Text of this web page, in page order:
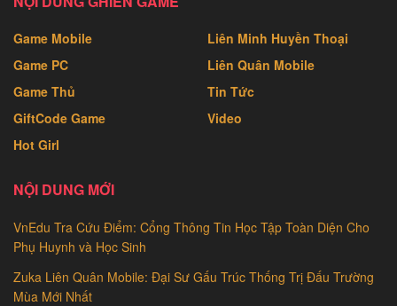
Game Mobile
Game PC
Game Thủ
GiftCode Game
Hot Girl
Liên Minh Huyền Thoại
Liên Quân Mobile
Tin Tức
Video
NỘI DUNG MỚI
VnEdu Tra Cứu Điểm: Cổng Thông Tin Học Tập Toàn Diện Cho
Phụ Huynh và Học Sinh
Zuka Liên Quân Mobile: Đại Sư Gấu Trúc Thống Trị Đấu Trường
Mùa Mới Nhất